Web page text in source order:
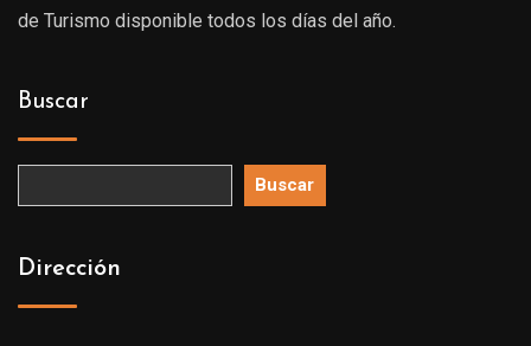
de Turismo disponible todos los días del año.
Buscar
Buscar
Dirección